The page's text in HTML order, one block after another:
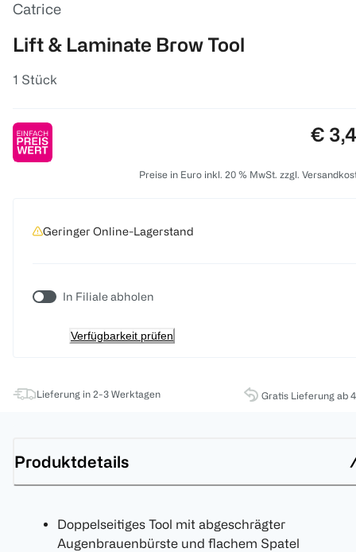
Catrice
Lift & Laminate Brow Tool
1 Stück
€
Preise in Euro inkl. 20 % MwSt. zzgl.
Geringer Online-Lagerstand
In Filiale abholen
Verfügbarkeit prüfen
Lieferung in 2-3 Werktagen Gratis Lieferung ab
Produktdetails
Doppelseitiges Tool mit abgeschrägter
Augenbrauenbürste und flachem Spatel